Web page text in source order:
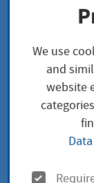
World
We use
and
website
O